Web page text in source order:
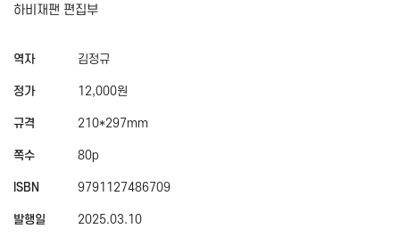
하비재팬 편집부
역자 김정규
정가 12,000원
규격 210*297mm
쪽수 80p
ISBN 9791127486709
발행일 2025.03.10